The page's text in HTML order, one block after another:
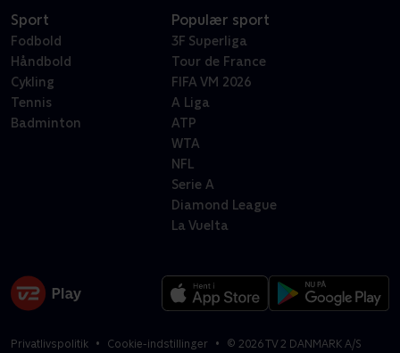
Sport
Fodbold
Håndbold
Cykling
Tennis
Badminton
Populær sport
3F Superliga
Tour de France
FIFA VM 2026
A Liga
ATP
WTA
NFL
Serie A
Diamond League
La Vuelta
Privatlivspolitik Cookie-indstillinger © 2026TV 2 DANMARK A/S